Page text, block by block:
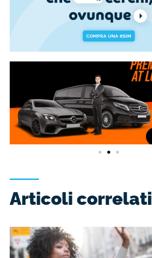
Articoli correlati